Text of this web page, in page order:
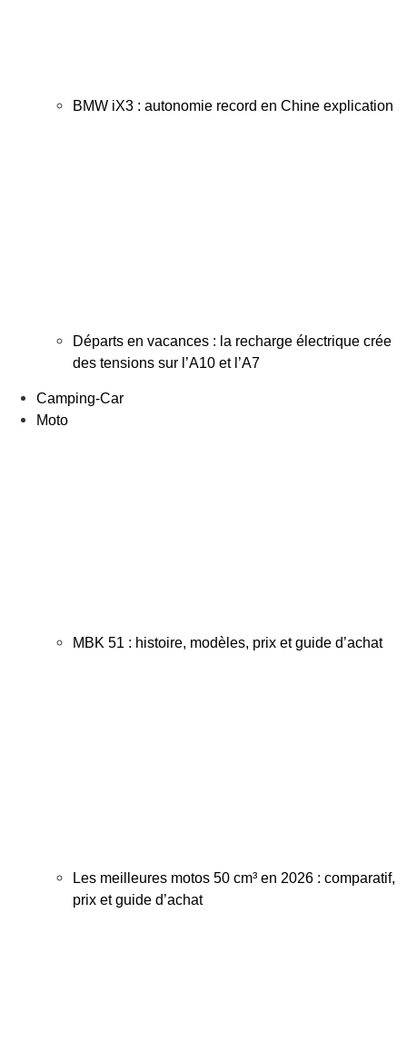
BMW iX3 : autonomie record en Chine explication
Départs en vacances : la recharge électrique crée
des tensions sur l’A10 et l’A7
Camping-Car
Moto
MBK 51 : histoire, modèles, prix et guide d’achat
Les meilleures motos 50 cm³ en 2026 : comparatif,
prix et guide d’achat